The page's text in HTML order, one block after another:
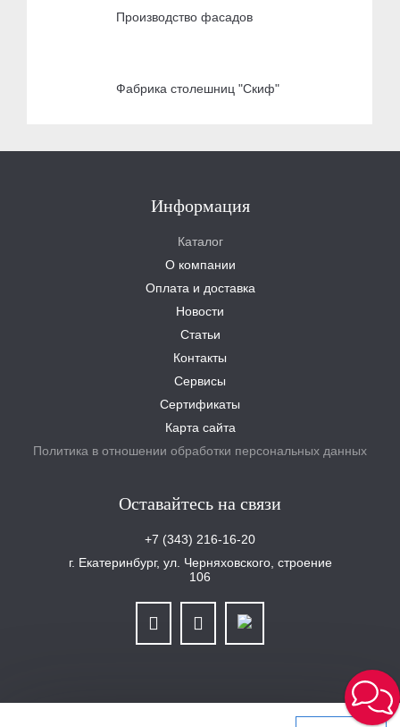
Производство фасадов
Фабрика столешниц "Скиф"
Информация
Каталог
О компании
Оплата и доставка
Новости
Статьи
Контакты
Сервисы
Сертификаты
Карта сайта
Политика в отношении обработки персональных данных
Оставайтесь на связи
+7 (343) 216-16-20
г. Екатеринбург, ул. Черняховского, строение
106
ООО «Уралплит» | ИНН/КПП 6679025768/667901001 | ОГРН 1126679029465